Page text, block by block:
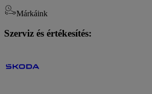
Márkáink
Szerviz és értékesítés: